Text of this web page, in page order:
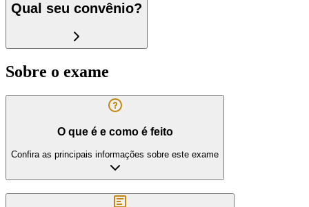
Qual seu convênio?
Sobre o exame
O que é e como é feito
Confira as principais informações sobre este exame